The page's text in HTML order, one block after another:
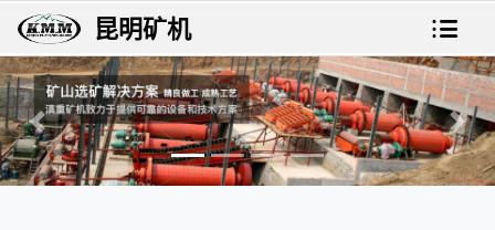
昆明矿机
上一张 下